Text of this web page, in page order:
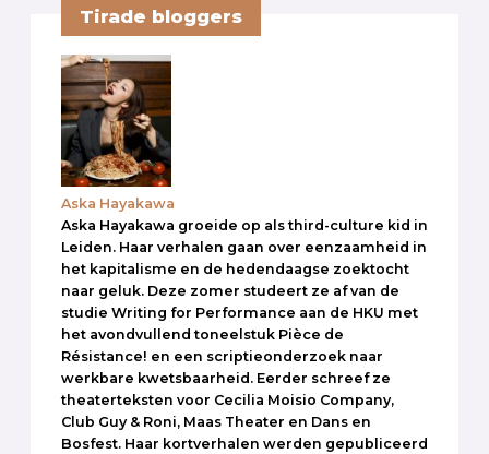
Tirade bloggers
Aska Hayakawa
Aska Hayakawa groeide op als third-culture kid in
Leiden. Haar verhalen gaan over eenzaamheid in
het kapitalisme en de hedendaagse zoektocht
naar geluk. Deze zomer studeert ze af van de
studie Writing for Performance aan de HKU met
het avondvullend toneelstuk Pièce de
Résistance! en een scriptieonderzoek naar
werkbare kwetsbaarheid. Eerder schreef ze
theaterteksten voor Cecilia Moisio Company,
Club Guy & Roni, Maas Theater en Dans en
Bosfest. Haar kortverhalen werden gepubliceerd